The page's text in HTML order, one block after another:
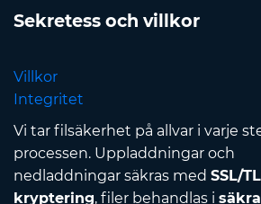
Sekretess och villkor
Villkor
Integritet
Vi tar filsäkerhet på allvar i varje
processen. Uppladdningar och
nedladdningar säkras med SSL/
kryptering, filer behandlas i säkra